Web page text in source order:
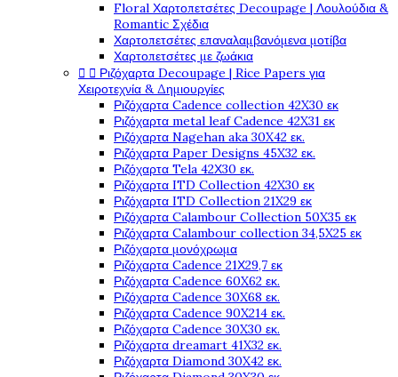
Floral Χαρτοπετσέτες Decoupage | Λουλούδια &
Romantic Σχέδια
Χαρτοπετσέτες επαναλαμβανόμενα μοτίβα
Χαρτοπετσέτες με ζωάκια
  Ριζόχαρτα Decoupage | Rice Papers για
Χειροτεχνία & Δημιουργίες
Ριζόχαρτα Cadence collection 42X30 εκ
Ριζόχαρτα metal leaf Cadence 42X31 εκ
Ριζόχαρτα Nagehan aka 30X42 εκ.
Ριζόχαρτα Paper Designs 45X32 εκ.
Ριζόχαρτα Tela 42Χ30 εκ.
Ριζόχαρτα ITD Collection 42X30 εκ
Ριζόχαρτα ITD Collection 21X29 εκ
Ριζόχαρτα Calambour Collection 50X35 εκ
Ριζόχαρτα Calambour collection 34,5X25 εκ
Ριζόχαρτα μονόχρωμα
Ριζόχαρτα Cadence 21Χ29,7 εκ
Ριζόχαρτα Cadence 60X62 εκ.
Ριζόχαρτα Cadence 30X68 εκ.
Ριζόχαρτα Cadence 90X214 εκ.
Ριζόχαρτα Cadence 30X30 εκ.
Ριζόχαρτα dreamart 41X32 εκ.
Ριζόχαρτα Diamond 30X42 εκ.